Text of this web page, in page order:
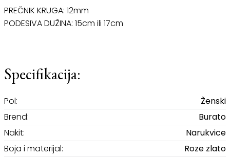
PREČNIK KRUGA: 12mm
PODESIVA DUŽINA: 15cm ili 17cm
Specifikacija:
Pol:
Ženski
Brend:
Burato
Nakit:
Narukvice
Boja i materijal:
Roze zlato